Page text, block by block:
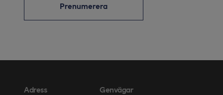
Prenumerera
Adress Genvägar